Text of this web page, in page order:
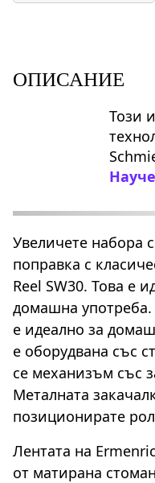
ОПИСАНИЕ
Този
Увеличете набора
поправка с
Reel SW30. Това е
домашна употреба.
е идеално за
е оборудвана със
се механизъм със
Металната
позиционирате
Лентата на
от матирана